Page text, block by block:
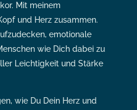
Mit meinem
und Herz zusammen.
emotionale
wie Dich dabei zu
Leichtigkeit und Stärke
wie Du Dein Herz und